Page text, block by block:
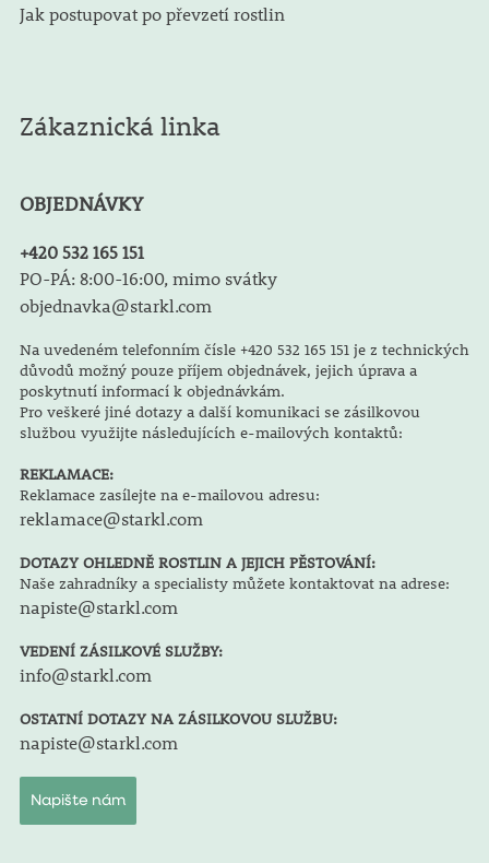
Jak postupovat po převzetí rostlin
Zákaznická linka
OBJEDNÁVKY
+420 532 165 151
PO-PÁ: 8:00-16:00, mimo svátky
objednavka@starkl.com
Na uvedeném telefonním čísle +420 532 165 151 je z technických
důvodů možný pouze příjem objednávek, jejich úprava a
poskytnutí informací k objednávkám.
Pro veškeré jiné dotazy a další komunikaci se zásilkovou
službou využijte následujících e-mailových kontaktů:
REKLAMACE:
Reklamace zasílejte na e-mailovou adresu:
reklamace@starkl.com
DOTAZY OHLEDNĚ ROSTLIN A JEJICH PĚSTOVÁNÍ:
Naše zahradníky a specialisty můžete kontaktovat na adrese:
napiste@starkl.com
VEDENÍ ZÁSILKOVÉ SLUŽBY:
info@starkl.com
OSTATNÍ DOTAZY NA ZÁSILKOVOU SLUŽBU:
napiste@starkl.com
Napište nám